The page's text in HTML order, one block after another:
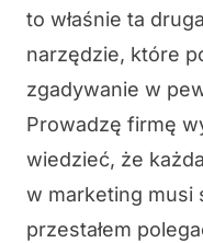
to właśnie ta
narzędzie, które
zgadywanie w
Prowadzę firmę
wiedzieć, że
w marketing musi
przestałem